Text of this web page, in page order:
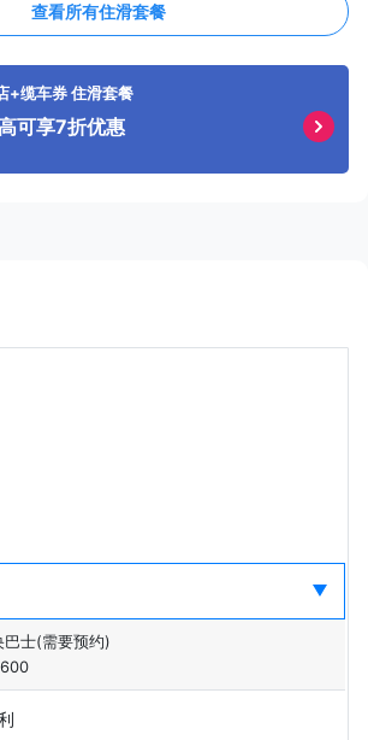
查看所有住滑套餐
+缆车券 住滑套餐
可享7折优惠
巴士(需要预约)